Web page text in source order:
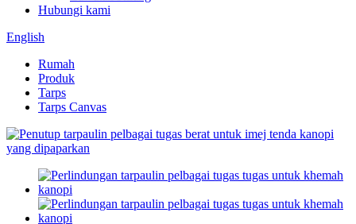
Hubungi kami
English
Rumah
Produk
Tarps
Tarps Canvas